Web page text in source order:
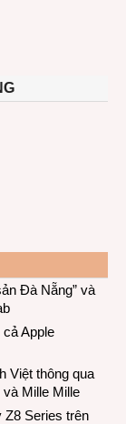
Đà Nẵng” và
Apple
Việt thông qua
Mille Mille
Z8 Series trên